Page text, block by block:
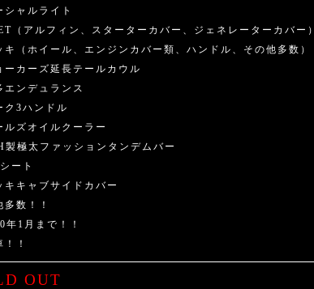
シャルライト
（アルフィン、スターターカバー、ジェネレーターカバー）
キ（ホイール、エンジンカバー類、ハンドル、その他多数）
ーカーズ延長テールカウル
エンデュランス
ク3ハンドル
ルズオイルクーラー
製極太ファッションタンデムバー
ート
キキャブサイドカバー
多数！！
年1月まで！！
！
OUT